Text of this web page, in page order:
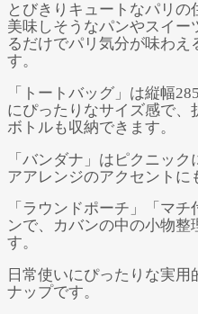
とびきりキュートなパリの
美味しそうなパンやスイー
るだけでパリ気分が味わ
す。
「トートバッグ」は縦幅
にぴったりなサイズ感で、
ボトルも収納できます。
「バンダナ」はピクニッ
アアレンジのアクセントに
「ラウンドポーチ」「マ
ンで、カバンの中の小物
す。
日常使いにぴったりな実
ナップです。